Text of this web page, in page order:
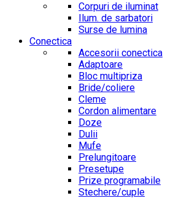
Corpuri de iluminat
Ilum. de sarbatori
Surse de lumina
Conectica
Accesorii conectica
Adaptoare
Bloc multipriza
Bride/coliere
Cleme
Cordon alimentare
Doze
Dulii
Mufe
Prelungitoare
Presetupe
Prize programabile
Stechere/cuple